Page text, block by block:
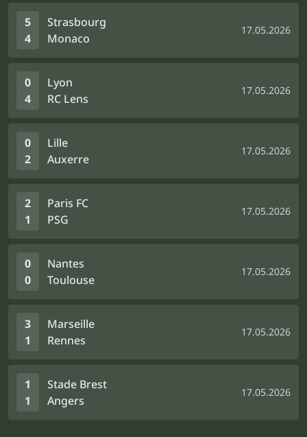
5
4
Strasbourg
Monaco
17.05.2026
0
4
Lyon
RC Lens
17.05.2026
0
2
Lille
Auxerre
17.05.2026
2
1
Paris FC
PSG
17.05.2026
0
0
Nantes
Toulouse
17.05.2026
3
1
Marseille
Rennes
17.05.2026
1
1
Stade Brest
Angers
17.05.2026